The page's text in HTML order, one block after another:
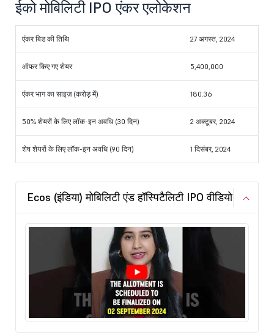
ईको मोबिलिटी IPO एंकर एलोकेशन
एंकर बिड की तिथि 27 अगस्त, 2024
ऑफर किए गए शेयर 5,400,000
एंकर भाग का साइज़ (करोड़ में) 180.36
50% शेयरों के लिए लॉक-इन अवधि (30 दिन) 2 अक्टूबर, 2024
शेष शेयरों के लिए लॉक-इन अवधि (90 दिन) 1 दिसंबर, 2024
Ecos (इंडिया) मोबिलिटी एंड हॉस्पिटैलिटी IPO वीडियो